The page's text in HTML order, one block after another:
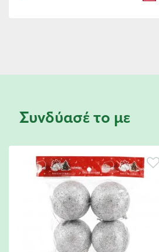
Συνδύασέ το με